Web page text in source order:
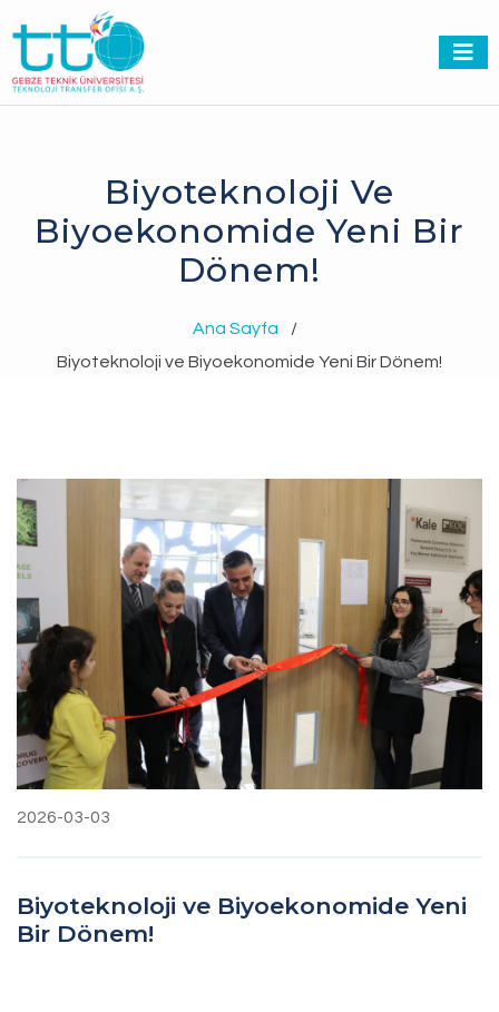
Biyoteknoloji Ve
Biyoekonomide Yeni Bir
Dönem!
Ana Sayfa
/
Biyoteknoloji ve Biyoekonomide Yeni Bir Dönem!
2026-03-03
Biyoteknoloji ve Biyoekonomide Yeni
Bir Dönem!